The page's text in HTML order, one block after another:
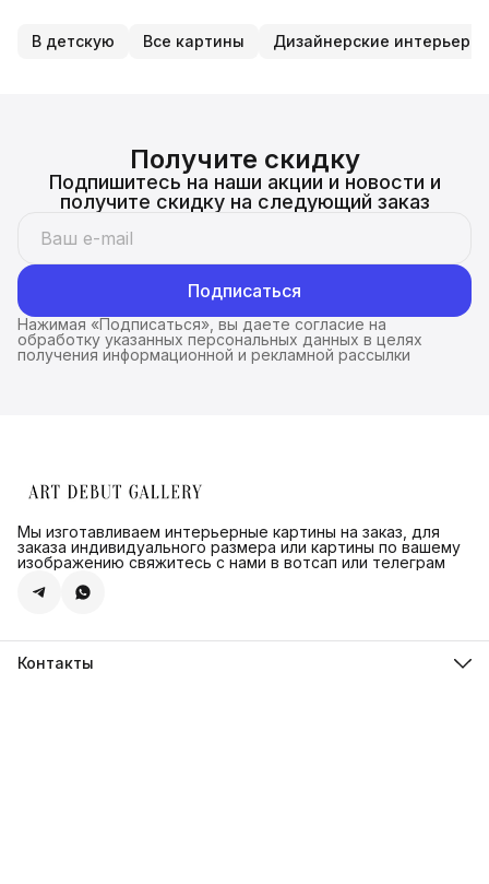
В детскую Все картины Дизайнерские
Получите скидку
Подпишитесь на наши акции и новости и
получите скидку на следующий заказ
Подписаться
Нажимая «Подписаться», вы даете согласие на
обработку указанных персональных данных в целях
получения информационной и рекламной рассылки
Мы изготавливаем интерьерные картины на заказ, для
заказа индивидуального размера или картины по вашему
изображению свяжитесь с нами в вотсап или телеграм
Контакты